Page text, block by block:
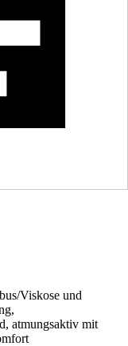
Viskose und
atmungsaktiv mit